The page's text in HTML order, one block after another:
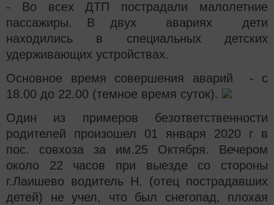
- Во всех ДТП пострадали малолетние
пассажиры. В двух авариях дети
находились в специальных детских
удерживающих устройствах.
Основное время совершения аварий - с
18.00 до 22.00 (темное время суток).
Один из примеров безответственности
родителей произошел 01 января 2020 г в
пос. совхоза за им.25 Октября. Вечером
около 22 часов при выезде со стороны
г.Лаишево водитель Н. (отец пострадавших
детей) не учел, что был снегопад, плохая